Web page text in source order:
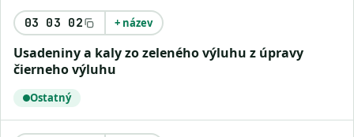
03 03 02 + název
usadeniny a kaly zo zeleného výluhu z úpravy
čierneho výluhu
Ostatný